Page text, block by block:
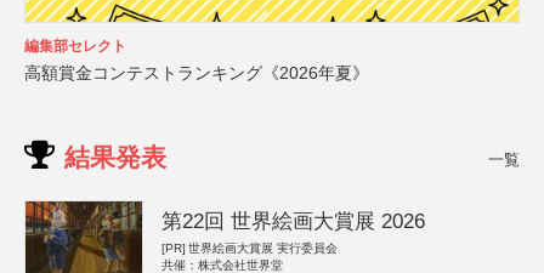
編集部セレクト
高額賞金コンテストランキング《2026年夏》
結果発表 一覧
第22回 世界絵画大賞展 2026
[PR] 世界絵画大賞展 実行委員会
共催：株式会社世界堂